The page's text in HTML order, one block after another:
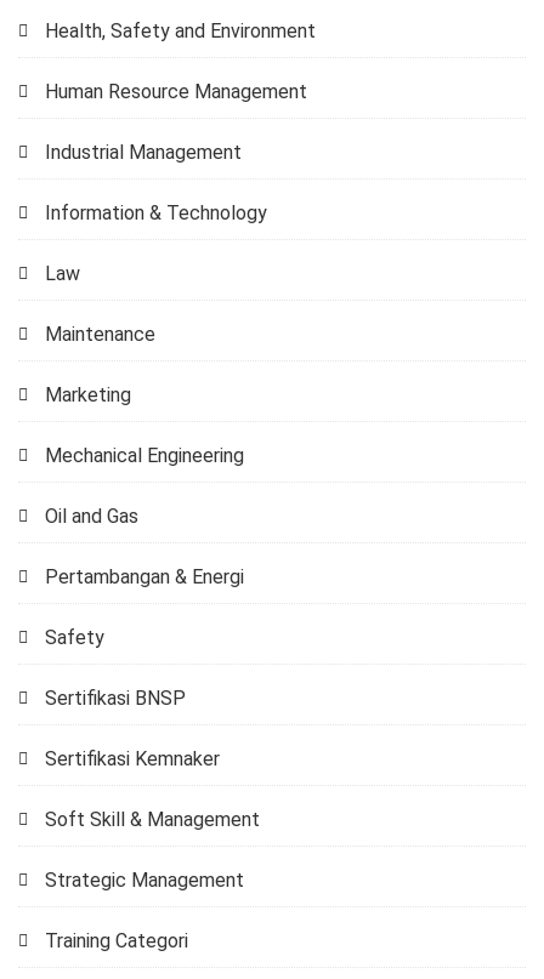
Health, Safety and Environment
Human Resource Management
Industrial Management
Information & Technology
Law
Maintenance
Marketing
Mechanical Engineering
Oil and Gas
Pertambangan & Energi
Safety
Sertifikasi BNSP
Sertifikasi Kemnaker
Soft Skill & Management
Strategic Management
Training Categori